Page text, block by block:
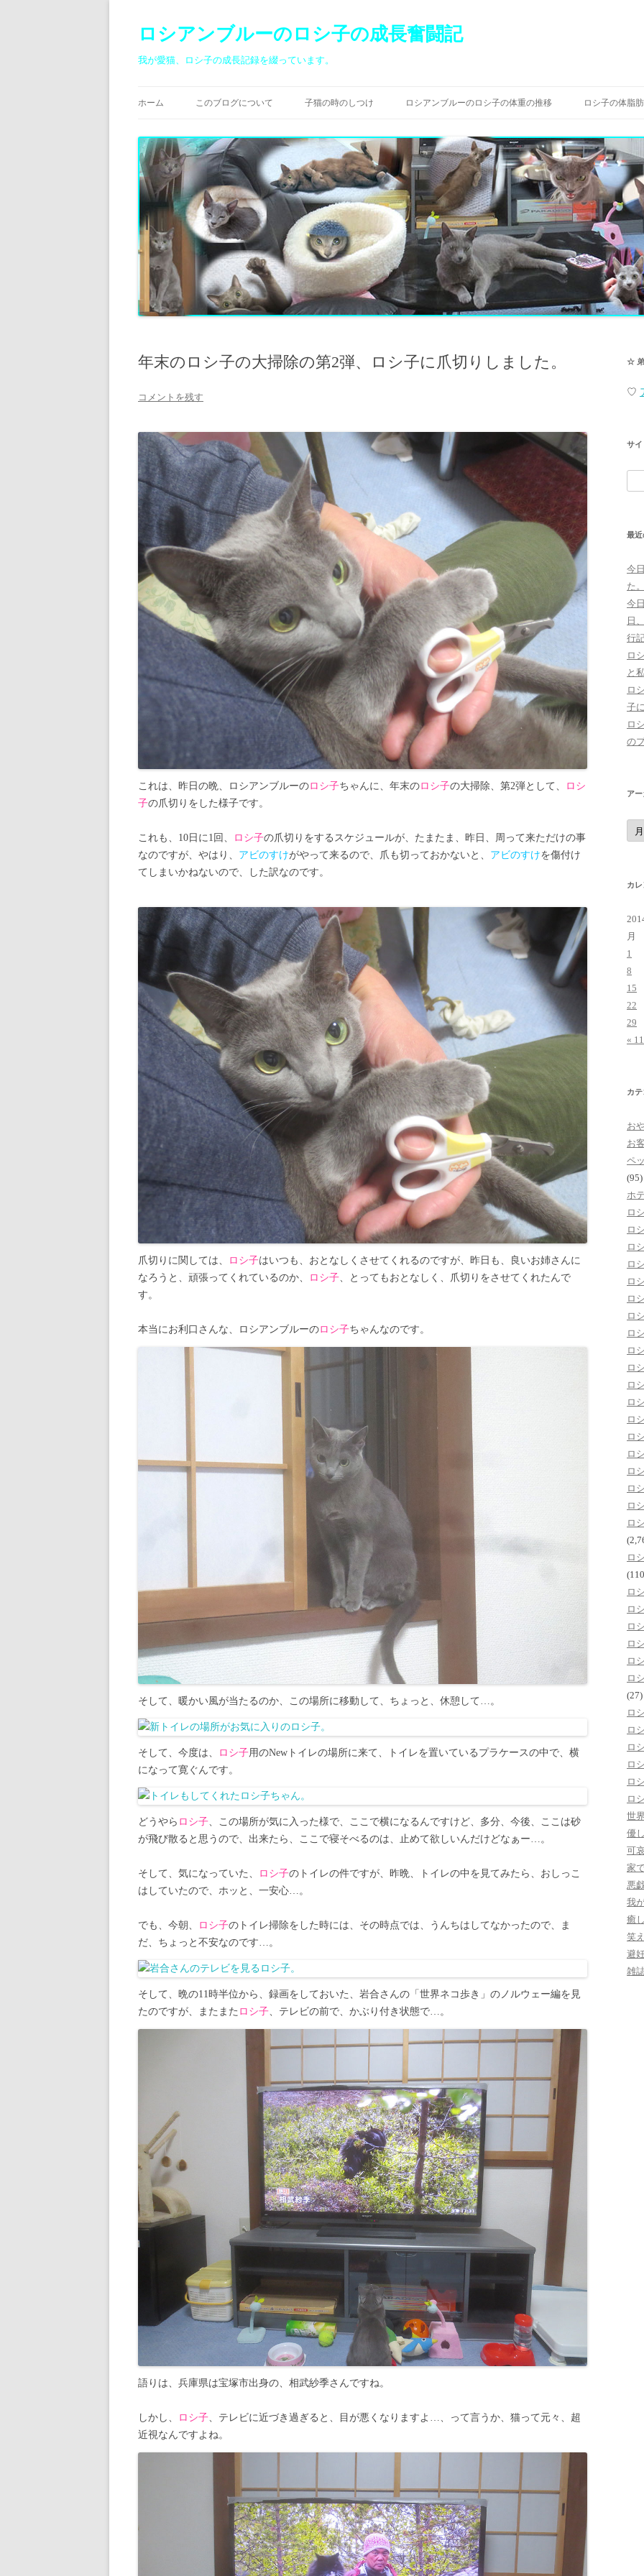
ロシアンブルーのロシ子の成長奮闘記
我が愛猫、ロシ子の成長記録を綴っています。
ン
へ
ス
キ
ッ
プ
ホーム このブログについて 子猫の時のしつけ ロシアンブルーのロシ子の体重の推移 ロシ子の体脂
年末のロシ子の大掃除の第2弾、ロシ子に爪切りしました。
コメントを残す
これは、昨日の晩、ロシアンブルーのロシ子ちゃんに、年末のロシ子の大掃除、第2弾として、
ロシ
子の爪切りをした様子です。
これも、10日に1回、 ロシ子の爪切りをするスケジュールが、たまたま、昨日、周って来ただけの事
なのですが、やはり、 アビのすけがやって来るので、爪も切っておかないと、 アビのすけを傷付け
てしまいかねないので、した訳なのです。
爪切りに関しては、 ロシ子はいつも、おとなしくさせてくれるのですが、昨日も、良いお姉さんに
なろうと、頑張ってくれているのか、
ロシ子、とってもおとなしく、爪切りをさせてくれたんで
す。
本当にお利口さんな、ロシアンブルーのロシ子ちゃんなのです。
そして、暖かい風が当たるのか、この場所に移動して、ちょっと、休憩して…。
そして、今度は、 ロシ子用のNewトイレの場所に来て、トイレを置いているプラケースの中で、横
になって寛ぐんです。
どうやら ロシ子、この場所が気に入った様で、ここで横になるんですけど、多分、今後、ここは砂
が飛び散ると思うので、出来たら、ここで寝そべるのは、止めて欲しいんだけどなぁー…。
そして、気になっていた、 ロシ子のトイレの件ですが、昨晩、トイレの中を見てみたら、おしっこ
はしていたので、ホッと、一安心…。
でも、今朝、 ロシ子のトイレ掃除をした時には、その時点では、うんちはしてなかったので、ま
だ、ちょっと不安なのです…。
そして、晩の11時半位から、録画をしておいた、岩合さんの「世界ネコ歩き」のノルウェー編を見
たのですが、またまた ロシ子、テレビの前で、かぶり付き状態で…。
語りは、兵庫県は宝塚市出身の、相武紗季さんですね。
しかし、 ロシ子 、テレビに近づき過ぎると、目が悪くなりますよ…、って言うか、猫って元々、超
近視なんですよね。
☆ 弟
♡
サイ
索:
最近
今
た
今
日
行
ロ
と
ロ
子
ロ
の
ア
ア
ー
カ
カ
月
1
8
15
22
29
«
カ
お
お
ペ
(95)
ホ
ロ
ロ
ロ
ロ
ロ
ロ
ロ
ロ
ロ
ロ
ロ
ロ
ロ
ロ
ロ
ロ
ロ
ロ
ロ
ロ
ロ
ロ
ロ
ロ
ロ
ロ
(27)
ロ
ロ
ロ
ロ
ロ
ロ
世
優
可
家
悪
我
癒
笑
避
雑